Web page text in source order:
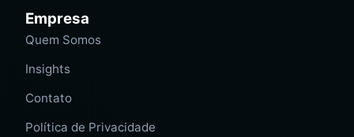
Empresa
Quem Somos
Insights
Contato
Política de Privacidade